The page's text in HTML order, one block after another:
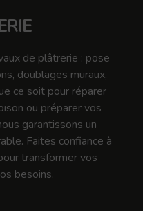
de plâtrerie : pose
doublages muraux,
ce soit pour réparer
ou préparer vos
garantissons un
Faites confiance à
transformer vos
besoins.